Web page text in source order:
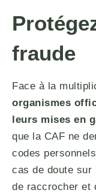
fraude
Face à la
organismes
leurs mises en
que la CAF ne
codes
cas de doute sur
de raccrocher et